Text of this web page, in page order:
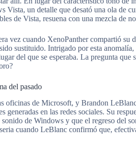
Vista, un detalle que desató una ola de
de Vista, resuena con una mezcla de
vez cuando XenoPanther compartió su
sustituido. Intrigado por esta
del que se esperaba. La pregunta que
del pasado
oficinas de Microsoft, y Brandon
generadas en las redes sociales. Su
de Windows y que el regreso del
cuando LeBlanc confirmó que,